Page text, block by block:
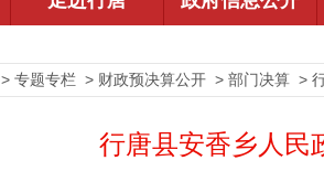
> 专题专栏 > 财政预决算公开 > 部门决算 >
行唐县安香乡人民